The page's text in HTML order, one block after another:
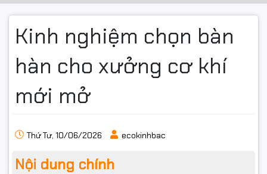
Kinh nghiệm chọn bàn
hàn cho xưởng cơ khí
mới mở
Thứ Tư, 10/06/2026 ecokinhbac
Nội dung chính